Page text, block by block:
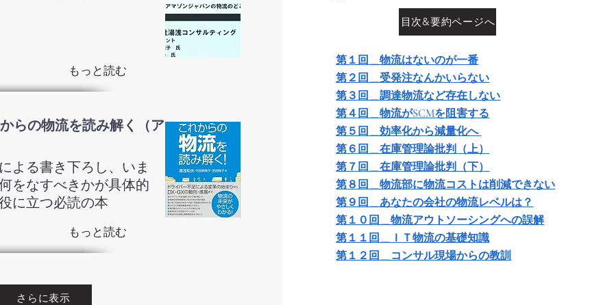
もっと読む
らの物流を読み解く（ア
よる書き下ろし、いま
をなすべきかが具体的
に立つ必読の本
もっと読む
さらに表示
目次&要約ページへ
第１回＿物流はないのが一番
第２回＿受発注なんかいらない
第３回＿調達物流など存在しない
第４回＿物流がSCMを阻害する
第５回＿効率化から減量化へ
第６回＿在庫管理論批判（上）
第７回＿在庫管理論批判（下）
第８回＿物流部に物流コストは削減できない
第９回＿あなたの会社の物流レベルは？
第１０回＿物流アウトソーシングへの誤解
第１１回＿ＩＴ物流の基礎知識
第１２回＿コンサル現場からの教訓